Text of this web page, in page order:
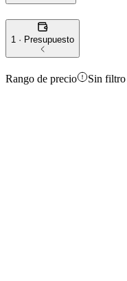
1 · Presupuesto
Rango de precio Sin filtro